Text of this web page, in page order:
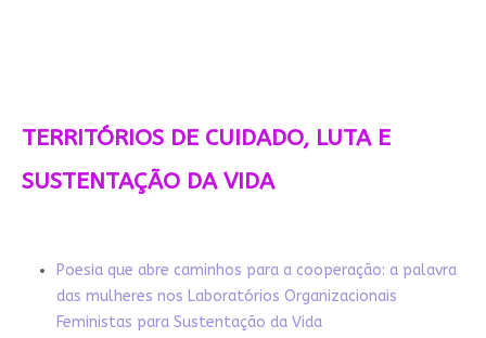
TERRITÓRIOS DE CUIDADO, LUTA E
SUSTENTAÇÃO DA VIDA
Poesia que abre caminhos para a cooperação: a palavra
das mulheres nos Laboratórios Organizacionais
Feministas para Sustentação da Vida